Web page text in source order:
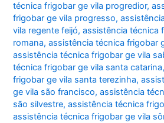
técnica frigobar ge vila progredior,
frigobar ge vila progresso,
vila regente feijó,assistência técnica
romana,assistência técnica frigobar
assistência técnica frigobar ge vila
técnica frigobar ge vila santa catarina
frigobar ge vila santa terezinha,
ge vila são francisco,assistência
são silvestre,assistência técnica
assistência técnica frigobar ge vila